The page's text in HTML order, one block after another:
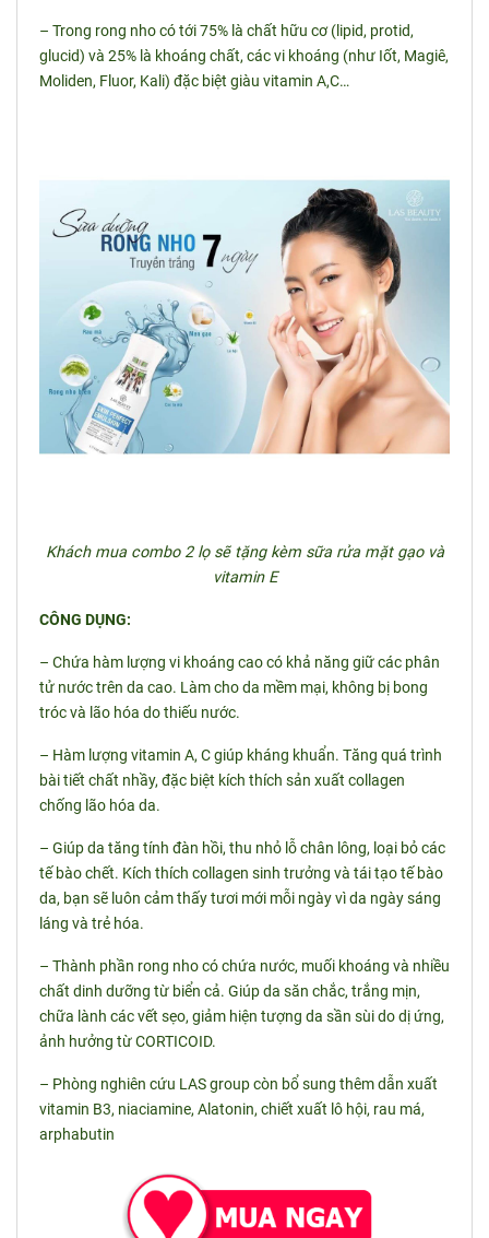
– Trong rong nho có tới 75% là chất hữu cơ (lipid, protid,
glucid) và 25% là khoáng chất, các vi khoáng (như Iốt, Magiê,
Moliden, Fluor, Kali) đặc biệt giàu vitamin A,C…
Khách mua combo 2 lọ sẽ tặng kèm sữa rửa mặt gạo và
vitamin E
CÔNG DỤNG:
– Chứa hàm lượng vi khoáng cao có khả năng giữ các phân
tử nước trên da cao. Làm cho da mềm mại, không bị bong
tróc và lão hóa do thiếu nước.
– Hàm lượng vitamin A, C giúp kháng khuẩn. Tăng quá trình
bài tiết chất nhầy, đặc biệt kích thích sản xuất collagen
chống lão hóa da.
– Giúp da tăng tính đàn hồi, thu nhỏ lỗ chân lông, loại bỏ các
tế bào chết. Kích thích collagen sinh trưởng và tái tạo tế bào
da, bạn sẽ luôn cảm thấy tươi mới mỗi ngày vì da ngày sáng
láng và trẻ hóa.
– Thành phần rong nho có chứa nước, muối khoáng và nhiều
chất dinh dưỡng từ biển cả. Giúp da săn chắc, trắng mịn,
chữa lành các vết sẹo, giảm hiện tượng da sần sùi do dị ứng,
ảnh hưởng từ CORTICOID.
– Phòng nghiên cứu LAS group còn bổ sung thêm dẫn xuất
vitamin B3, niaciamine, Alatonin, chiết xuất lô hội, rau má,
arphabutin